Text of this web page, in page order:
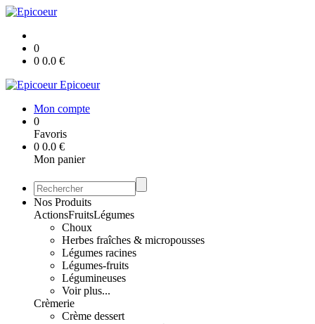
0
0 0.0 €
Epicoeur
Mon compte
0
Favoris
0 0.0 €
Mon panier
Nos Produits
ActionsFruitsLégumes
Choux
Herbes fraîches & micropousses
Légumes racines
Légumes-fruits
Légumineuses
Voir plus...
Crèmerie
Crème dessert